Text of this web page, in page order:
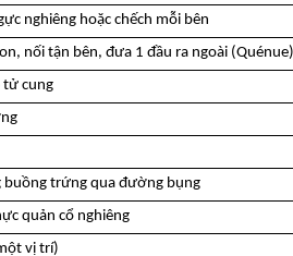
nghiêng hoặc chếch mỗi bên
nối tận bên, đưa 1 đầu ra ngoài (Quénue)
tử cung
buồng trứng qua đường bụng
quản cổ nghiêng
vị trí)